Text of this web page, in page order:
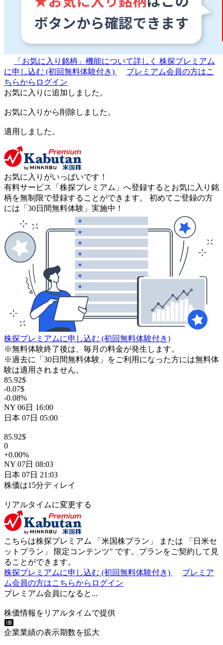
「お気に入り銘柄」機能について詳しく 株探プレミアム
に申し込む (初回無料体験付き)
プレミアム会員の方はこ
ちらからログイン
お気に入りに追加しました。
お気に入りから削除しました。
適用しました。
お気に入りがいっぱいです！
有料サービス「株探プレミアム」へ登録するとお気に入り銘
柄を無制限で登録することができます。 初めてご登録の方
には「30日間無料体験」実施中！
株探プレミアムに申し込む (初回無料体験付き)
※無料体験終了後は、毎月の料金が発生します。
※過去に「30日間無料体験」をご利用になった方には無料体
験は適用されません。
85.92$
-0.07$
-0.08%
NY 06日 16:00
日本 07日 05:00
85.92$
0
+0.00%
NY 07日 08:03
日本 07日 21:03
株価は15分ディレイ
リアルタイムに変更する
こちらは株探プレミアム 「 米国株プラン 」 または 「 日米セ
ットプラン 」 限定コンテンツ" です。プランをご契約して見
ることができます。
株探プレミアムに申し込む (初回無料体験付き)
プレミア
ム会員の方はこちらからログイン
プレミアム会員になると...
株価情報をリアルタイムで提供
企業業績の表示期数を拡大